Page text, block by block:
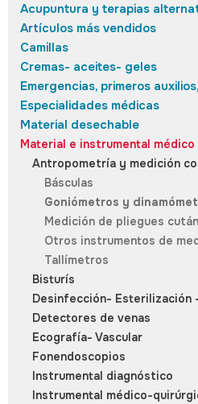
Acupuntura y terapias
Artículos más vendidos
Camillas
Cremas- aceites- geles
Emergencias, primeros
Especialidades médicas
Material desechable
Material e instrumental médico
Antropometría y medición
Básculas
Goniómetros y
Medición de pliegues
Otros instrumentos de
Tallímetros
Bisturís
Desinfección- Esterilización
Detectores de venas
Ecografía- Vascular
Fonendoscopios
Instrumental diagnóstico
Instrumental médico-